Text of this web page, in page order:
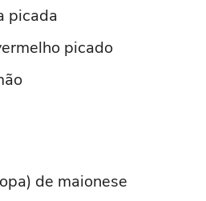
picada
picado
de maionese